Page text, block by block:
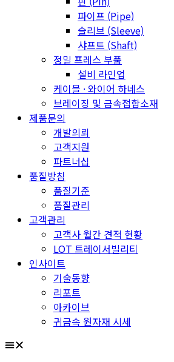
파이프 (Pipe)
슬리브 (Sleeve)
샤프트 (Shaft)
정밀 프레스 부품
설비 라인업
케이블 · 와이어 하네스
브레이징 및 금속접합소재
제품문의
개발의뢰
고객지원
파트너십
품질방침
품질기준
품질관리
고객관리
고객사 월간 견적 현황
LOT 트레이서빌리티
인사이트
기술동향
리포트
아카이브
귀금속 원자재 시세